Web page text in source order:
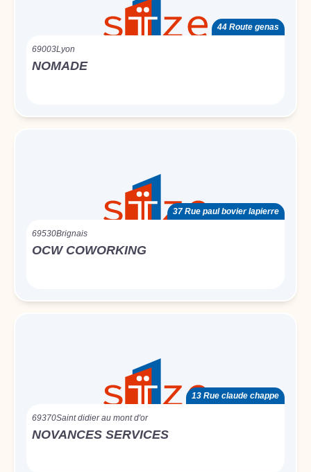
44 Route genas
69003Lyon
NOMADE
37 Rue paul bovier lapierre
69530Brignais
OCW COWORKING
13 Rue claude chappe
69370Saint didier au mont d'or
NOVANCES SERVICES